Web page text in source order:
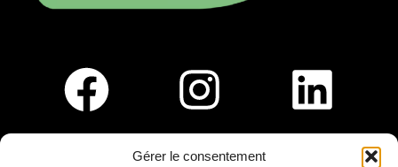
Gérer le consentement